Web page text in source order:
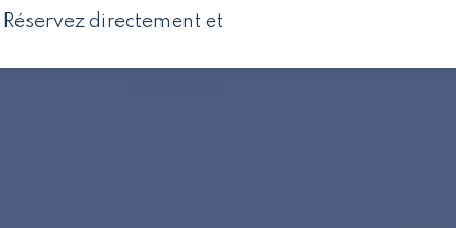
Réservez directement et